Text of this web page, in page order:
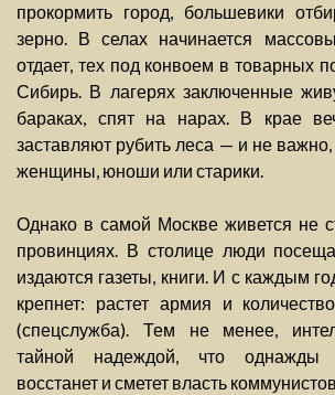
прокормить город, большевики
зерно. В селах начинается
отдает, тех под конвоем в товарных
Сибирь. В лагерях заключенные
бараках, спят на нарах. В крае
заставляют рубить леса — и не
женщины, юноши или старики.
Однако в самой Москве живется не
провинциях. В столице люди
издаются газеты, книги. И с каждым
крепнет: растет армия и
(спецслужба). Тем не менее,
тайной надеждой, что однажды
восстанет и сметет власть